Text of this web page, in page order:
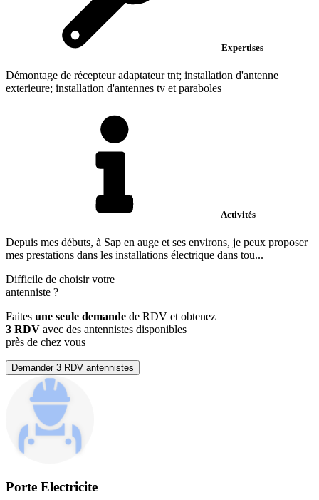
Expertises
Démontage de récepteur adaptateur tnt; installation d'antenne
exterieure; installation d'antennes tv et paraboles
Activités
Depuis mes débuts, à Sap en auge et ses environs, je peux proposer
mes prestations dans les installations électrique dans tou...
Difficile de choisir votre
antenniste ?
Faites une seule demande de RDV et obtenez
3 RDV avec des antennistes disponibles
près de chez vous
Demander 3 RDV antennistes
Porte Electricite